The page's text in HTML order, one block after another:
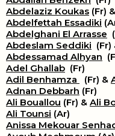
Abdelaziz Koukas (Fr) &
Abdelfettah Essadiki
Abdelghani El Arrasse
Abdeslam Seddiki (Fr)
Abdessamad Alhyan
Adel Ghallab (Fr)
Adil Benhamza
(Fr) &
Adnan Debbarh (Fr)
Ali Bouallou (Fr) & Ali
Ali Tounsi (Ar)
Anissa Mekouar